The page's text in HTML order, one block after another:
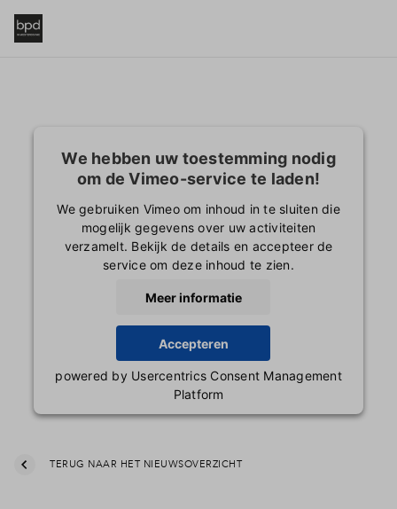
We hebben uw toestemming nodig
om de Vimeo-service te laden!
We gebruiken Vimeo om inhoud in te sluiten die
mogelijk gegevens over uw activiteiten
verzamelt. Bekijk de details en accepteer de
service om deze inhoud te zien.
Meer informatie
Accepteren
powered by Usercentrics Consent Management
Platform
TERUG NAAR HET NIEUWSOVERZICHT